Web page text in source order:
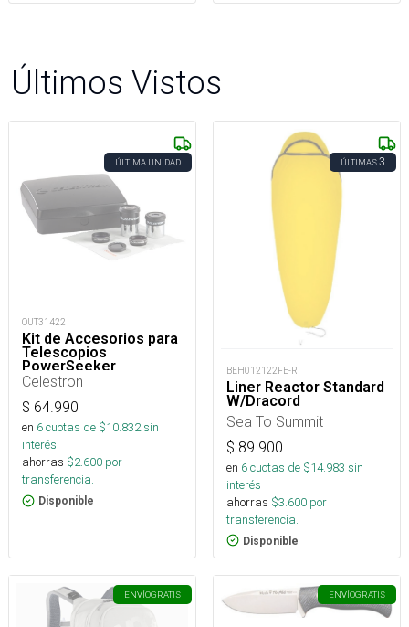
Últimos Vistos
ÚLTIMA UNIDAD
OUT31422
Kit de Accesorios para
Telescopios
PowerSeeker
Celestron
$ 64.990
en 6cuotas de $10.832sin
interés
ahorras $2.600 por
transferencia.
Disponible
ÚLTIMAS3
BEH012122FE-R
Liner Reactor Standard
W/Dracord
Sea To Summit
$ 89.900
en 6cuotas de $14.983 sin
interés
ahorras $3.600 por
transferencia.
Disponible
ENVÍOGRATIS ENVÍOGRATIS